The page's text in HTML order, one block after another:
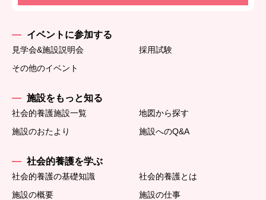
イベントに参加する
見学会&施設説明会
採用試験
その他のイベント
施設をもっと知る
社会的養護施設一覧
地図から探す
施設のおたより
施設へのQ&A
社会的養護を学ぶ
社会的養護の基礎知識
社会的養護とは
施設の概要
施設の仕事